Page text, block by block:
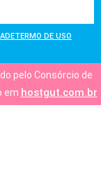
TERMO DE USO
pelo Consórcio de
em hostgut.com.br